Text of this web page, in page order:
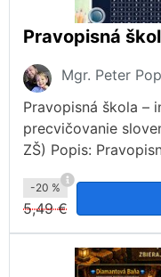
Mgr. Peter
Pravopisná škola –
precvičovanie
ZŠ) Popis:
-20 %
5,49 €